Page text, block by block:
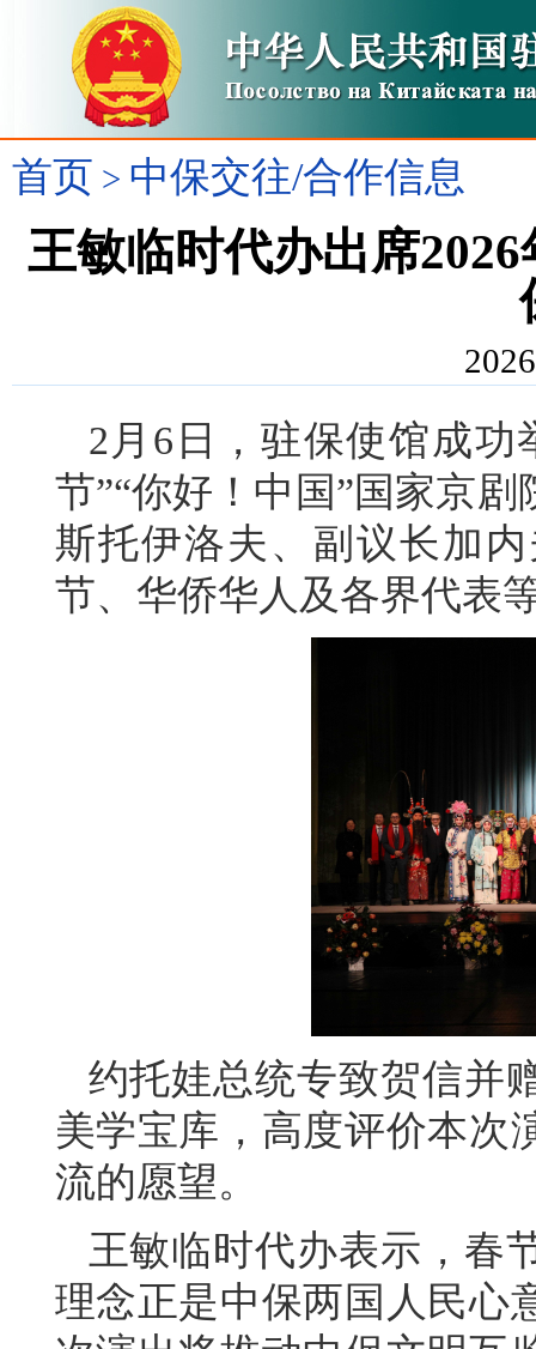
首页 > 中保交往/合作信息
王敏临时代办出席
2月6日，驻保使馆成功
节”“你好！中国”国家京
斯托伊洛夫、副议长加
节、华侨华人及各界代表
约托娃总统专致贺信并
美学宝库，高度评价本次
流的愿望。
王敏临时代办表示，春
理念正是中保两国人民心